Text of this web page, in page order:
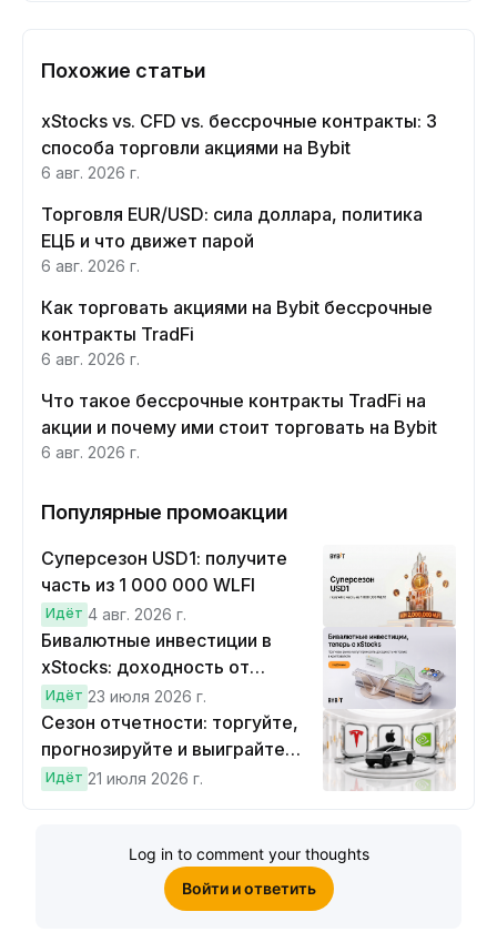
Похожие статьи
xStocks vs. CFD vs. бессрочные контракты: 3
способа торговли акциями на Bybit
6 авг. 2026 г.
Торговля EUR/USD: сила доллара, политика
ЕЦБ и что движет парой
6 авг. 2026 г.
Как торговать акциями на Bybit бессрочные
контракты TradFi
6 авг. 2026 г.
Что такое бессрочные контракты TradFi на
акции и почему ими стоит торговать на Bybit
6 авг. 2026 г.
Популярные промоакции
Суперсезон USD1: получите
часть из 1 000 000 WLFI
Идёт 4 авг. 2026 г.
Бивалютные инвестиции в
xStocks: доходность от
прогнозов
Идёт 23 июля 2026 г.
Сезон отчетности: торгуйте,
прогнозируйте и выиграйте
Cybertruck!
Идёт 21 июля 2026 г.
Log in to comment your thoughts
Войти и ответить